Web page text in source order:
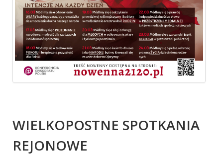
WIELKOPOSTNE SPOTKANIA
REJONOWE